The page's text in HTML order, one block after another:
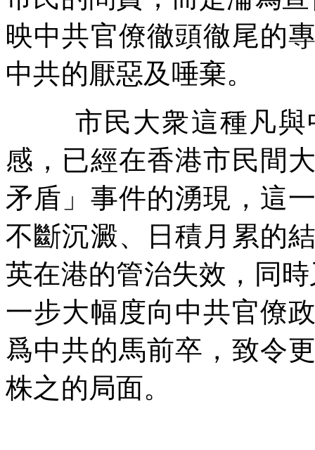
映中共官僚徹頭徹尾的
中共的厭惡及唾棄。
市民大衆這種凡
感，已經在香港市民間
矛盾」事件的湧現，這
不斷沉澱、日積月累的
英在港的管治失效，同
一步大幅度向中共官僚
爲中共的馬前卒，致令
株之的局面。